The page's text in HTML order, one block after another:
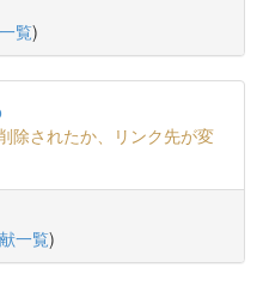
覧)
除されたか、リンク先が変
一覧)